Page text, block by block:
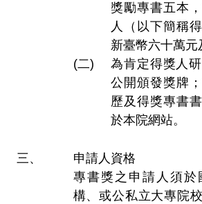
獎勵專書五本
人（以下簡稱
新臺幣六十萬元
為肯定得獎人
公開頒發獎牌
歷及得獎專書
於本院網站。
申請人資格
專書獎之申請人須於
構、或公私立大專院